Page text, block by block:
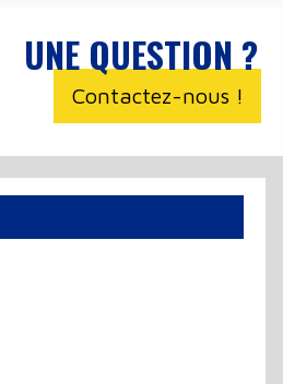
UNE QUESTION ?
Contactez-nous !